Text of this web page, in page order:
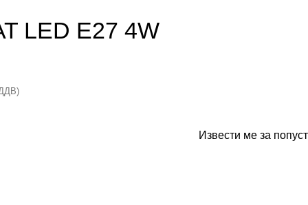
LED E27 4W
Извести ме за попуст